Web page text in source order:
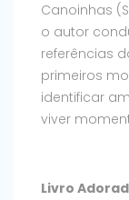
Canoinhas
o autor
referências
primeiros
identificar
viver
Livro